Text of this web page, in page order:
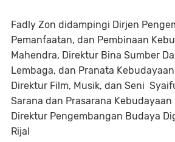
Fadly Zon didampingi Dirjen
Pemanfaatan, dan Pembinaan
Mahendra, Direktur Bina Sumber
Lembaga, dan Pranata
Direktur Film, Musik, dan Seni
Sarana dan Prasarana
Direktur Pengembangan Budaya
Rijal